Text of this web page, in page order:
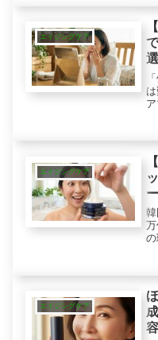
エイジングケア
エイジングケア
エイジングケア